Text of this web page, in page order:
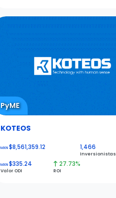
PyME
KOTEOS
MXN$8,561,359.12 1,466
Inversionistas
MXN$335.24
Valor ODI
27.73%
ROI